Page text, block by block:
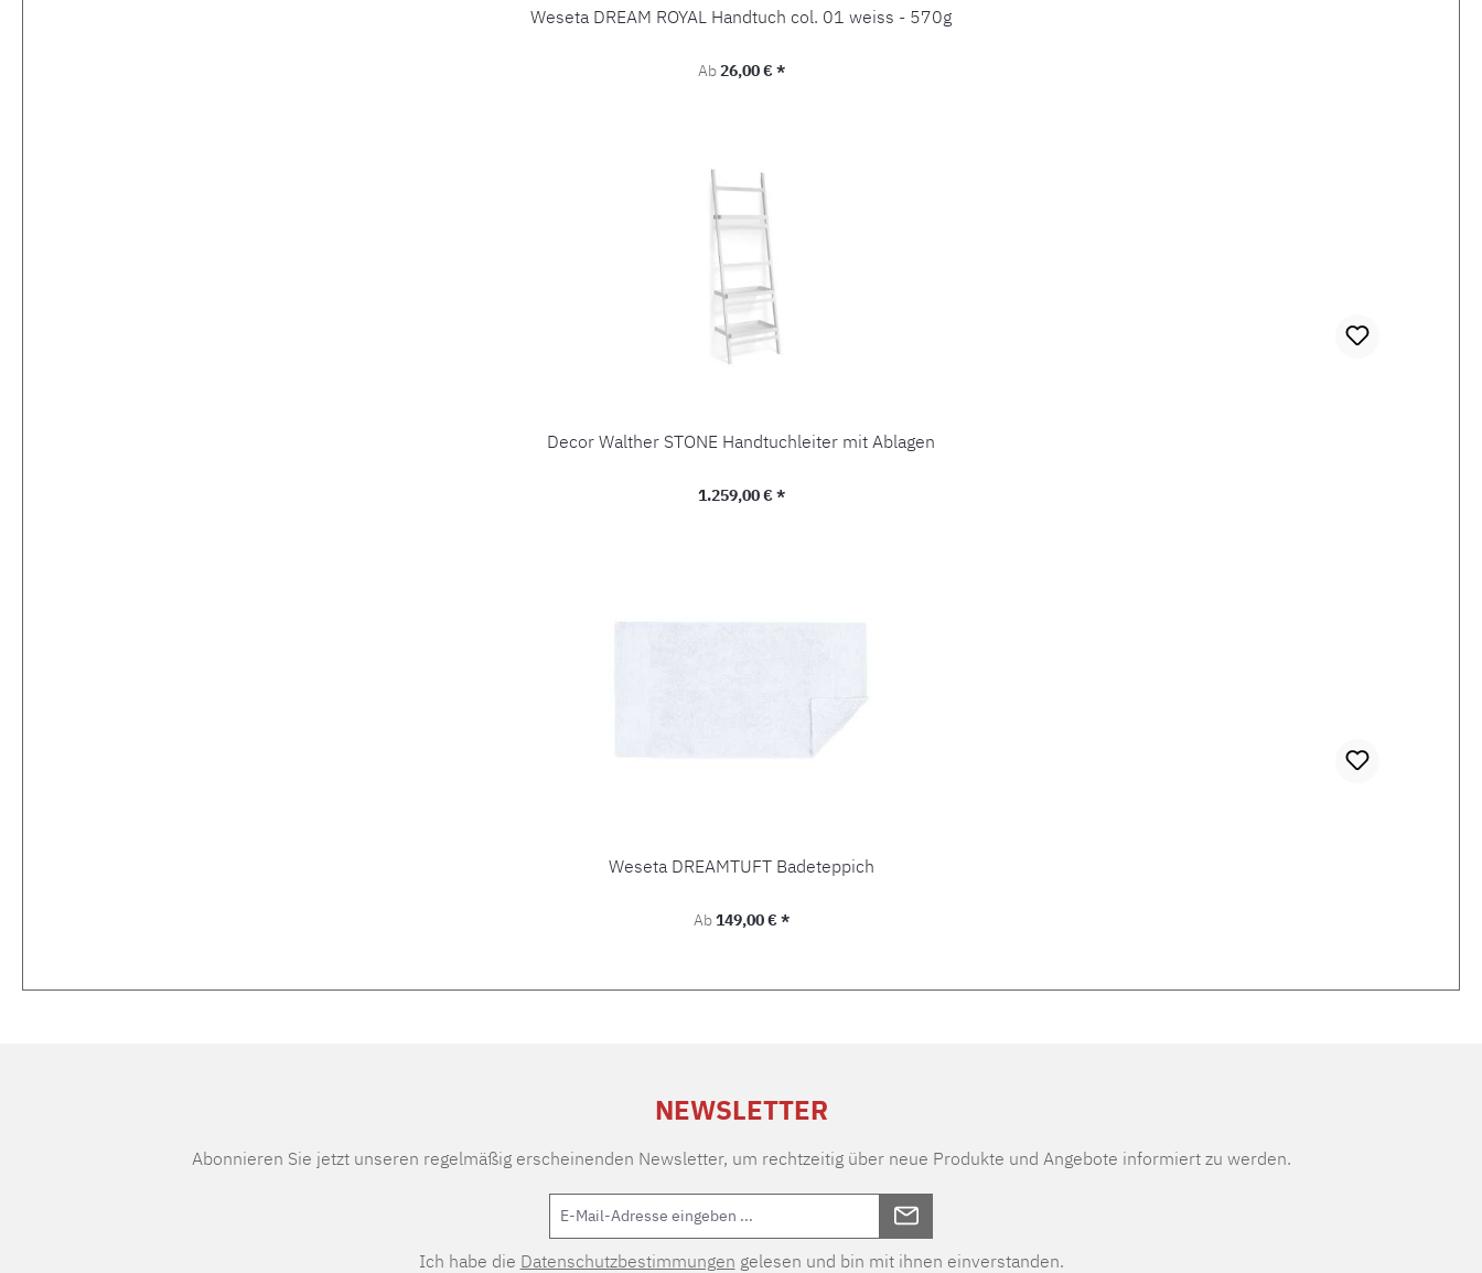
Weseta DREAM ROYAL Handtuch col. 01 weiss - 570g
Regulärer Preis:
Ab26,00 € *
Decor Walther STONE Handtuchleiter mit Ablagen
Regulärer Preis:
1.259,00 € *
Weseta DREAMTUFT Badeteppich
Regulärer Preis:
Ab149,00 € *
NEWSLETTER
Abonnieren Sie jetzt unseren regelmäßig erscheinenden Newsletter, um rechtzeitig über neue Produkte und Angebote informiert zu werden.
Ich habe die Datenschutzbestimmungen gelesen und bin mit ihnen einverstanden.